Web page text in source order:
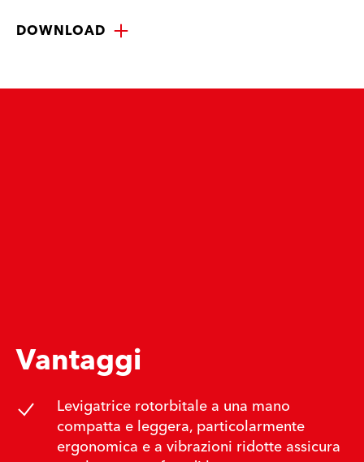
DOWNLOAD
Vantaggi
Levigatrice rotorbitale a una mano
compatta e leggera, particolarmente
ergonomica e a vibrazioni ridotte assicura